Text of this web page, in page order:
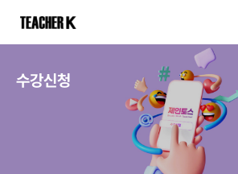
수강신청